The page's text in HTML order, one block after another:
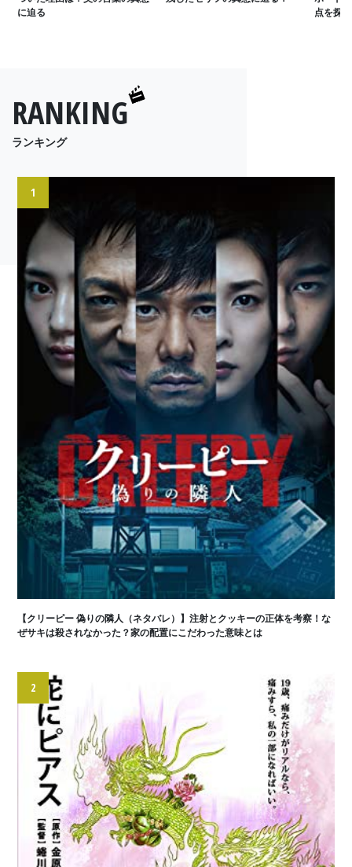
に迫る
点を探る
RANKING
ランキング
1
【クリーピー 偽りの隣人（ネタバレ）】注射とクッキーの正体を考察！な
ぜサキは殺されなかった？家の配置にこだわった意味とは
2